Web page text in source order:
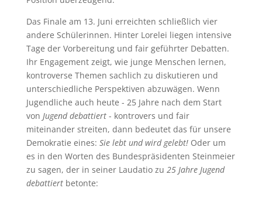
Das Finale am 13. Juni erreichten schließlich vier
andere Schülerinnen. Hinter Lorelei liegen intensive
Tage der Vorbereitung und fair geführter Debatten.
Ihr Engagement zeigt, wie junge Menschen lernen,
kontroverse Themen sachlich zu diskutieren und
unterschiedliche Perspektiven abzuwägen. Wenn
Jugendliche auch heute - 25 Jahre nach dem Start
von Jugend debattiert - kontrovers und fair
miteinander streiten, dann bedeutet das für unsere
Demokratie eines: Sie lebt und wird gelebt!Oder um
es in den Worten des Bundespräsidenten Steinmeier
zu sagen, der in seiner Laudatio zu 25 Jahre Jugend
debattiert betonte: